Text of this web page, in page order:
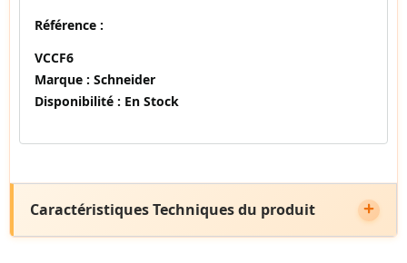
Référence :
VCCF6
Marque : Schneider
Disponibilité : En Stock
Caractéristiques Techniques du produit